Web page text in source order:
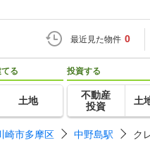
最近見た物件 0
る
土地
投資する
不動産
投資
土
崎市多摩区 中野島駅 ク